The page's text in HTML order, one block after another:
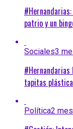
patrio y un
Sociales3
#Hernandarias
tapitas
Política2